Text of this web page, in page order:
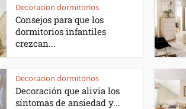
Decoracion dormitorios
Consejos para que los
dormitorios infantiles
crezcan...
Decoracion dormitorios
Decoración que alivia los
síntomas de ansiedad y...